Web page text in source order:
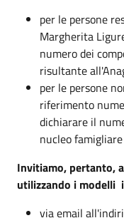
per le persone
Margherita
numero dei
risultante
per le persone
riferimento
dichiarare il
nucleo
Invitiamo, pertanto,
utilizzando i modelli
via email